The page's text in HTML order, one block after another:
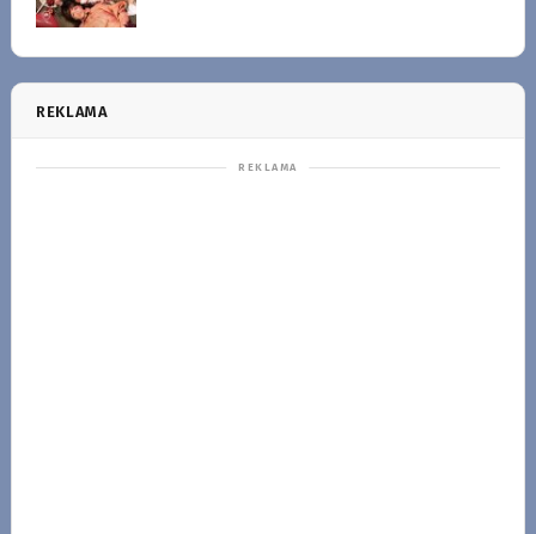
REKLAMA